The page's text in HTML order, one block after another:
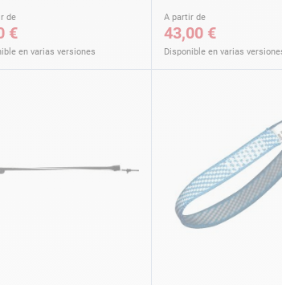
de
€
en varias versiones
A partir de
43,00 €
Disponible en varias